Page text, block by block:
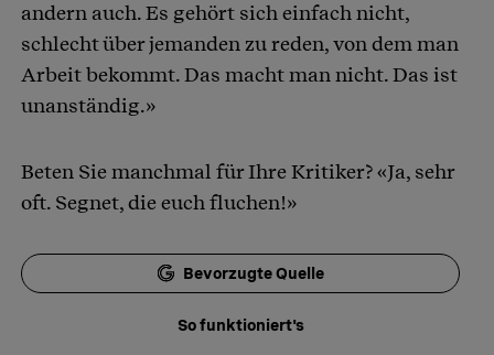
andern auch. Es gehört sich einfach nicht,
schlecht über jemanden zu reden, von dem man
Arbeit bekommt. Das macht man nicht. Das ist
unanständig.»
Beten Sie manchmal für Ihre Kritiker? «Ja, sehr
oft. Segnet, die euch fluchen!»
Bevorzugte Quelle
So funktioniert's